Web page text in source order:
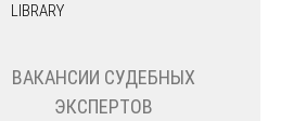
LIBRARY
ВАКАНСИИ СУДЕБНЫХ
ЭКСПЕРТОВ